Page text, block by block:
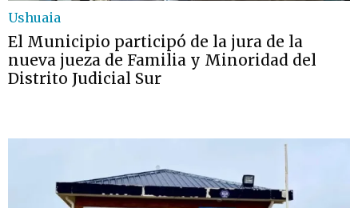
Ushuaia
El Municipio participó de la jura de la
nueva jueza de Familia y Minoridad del
Distrito Judicial Sur